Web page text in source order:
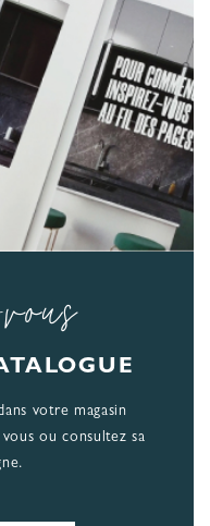
votre magasin
ou consultez sa